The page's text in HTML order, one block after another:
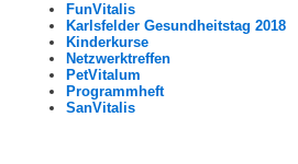
FunVitalis
Karlsfelder Gesundheitstag 2018
Kinderkurse
Netzwerktreffen
PetVitalum
Programmheft
SanVitalis